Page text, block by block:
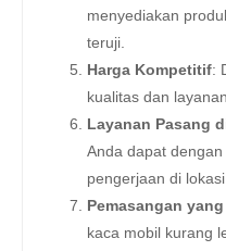
menyediakan
teruji.
Harga Kompetitif:
kualitas dan
Layanan Pasang
Anda dapat
pengerjaan di
Pemasangan
kaca mobil kurang